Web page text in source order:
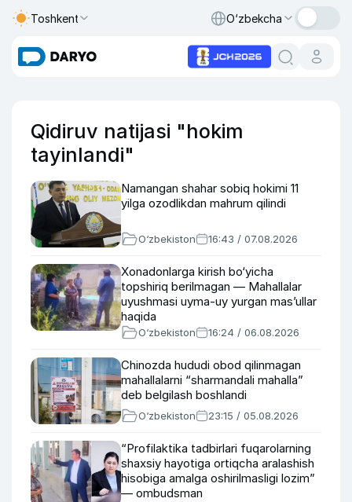
Toshkent O‘zbekcha
Qidiruv natijasi "hokim
tayinlandi"
Namangan shahar sobiq hokimi 11
yilga ozodlikdan mahrum qilindi
O‘zbekiston 16:43 / 07.08.2026
Xonadonlarga kirish bo‘yicha
topshiriq berilmagan — Mahallalar
uyushmasi uyma-uy yurgan mas’ullar
haqida
O‘zbekiston 16:24 / 06.08.2026
Chinozda hududi obod qilinmagan
mahallalarni “sharmandali mahalla”
deb belgilash boshlandi
O‘zbekiston 23:15 / 05.08.2026
“Profilaktika tadbirlari fuqarolarning
shaxsiy hayotiga ortiqcha aralashish
hisobiga amalga oshirilmasligi lozim”
— ombudsman